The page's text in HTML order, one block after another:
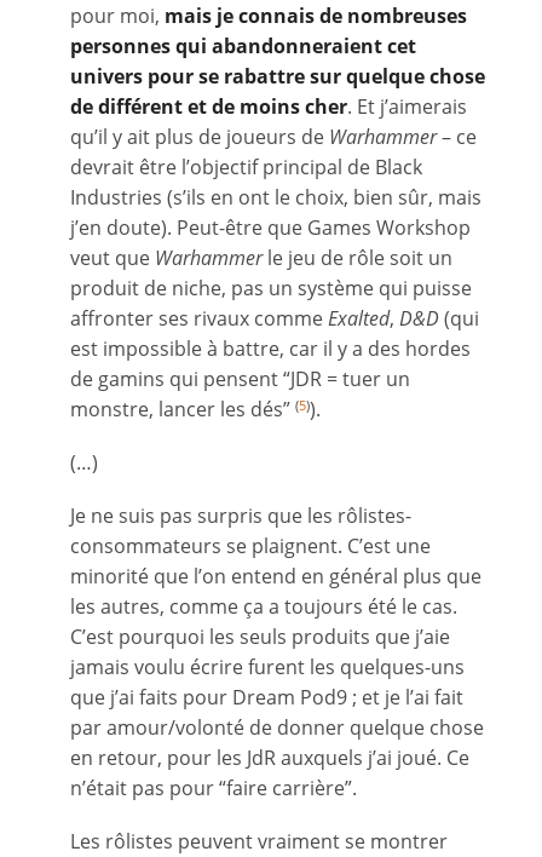
pour moi, mais je connais de nombreuses
personnes qui abandonneraient cet
univers pour se rabattre sur quelque chose
de différent et de moins cher. Et j’aimerais
qu’il y ait plus de joueurs de Warhammer– ce
devrait être l’objectif principal de Black
Industries (s’ils en ont le choix, bien sûr, mais
j’en doute). Peut-être que Games Workshop
veut que Warhammerle jeu de rôle soit un
produit de niche, pas un système qui puisse
affronter ses rivaux commeExalted, D&D(qui
est impossible à battre, car il y a des hordes
de gamins qui pensent “JDR = tuer un
monstre, lancer les dés” (5)).
(…)
Je ne suis pas surpris que les rôlistes-
consommateurs se plaignent. C’est une
minorité que l’on entend en général plus que
les autres, comme ça a toujours été le cas.
C’est pourquoi les seuls produits que j’aie
jamais voulu écrire furent les quelques-uns
que j’ai faits pour Dream Pod9 ; et je l’ai fait
par amour/volonté de donner quelque chose
en retour, pour les JdR auxquels j’ai joué. Ce
n’était pas pour “faire carrière”.
Les rôlistes peuvent vraiment se montrer